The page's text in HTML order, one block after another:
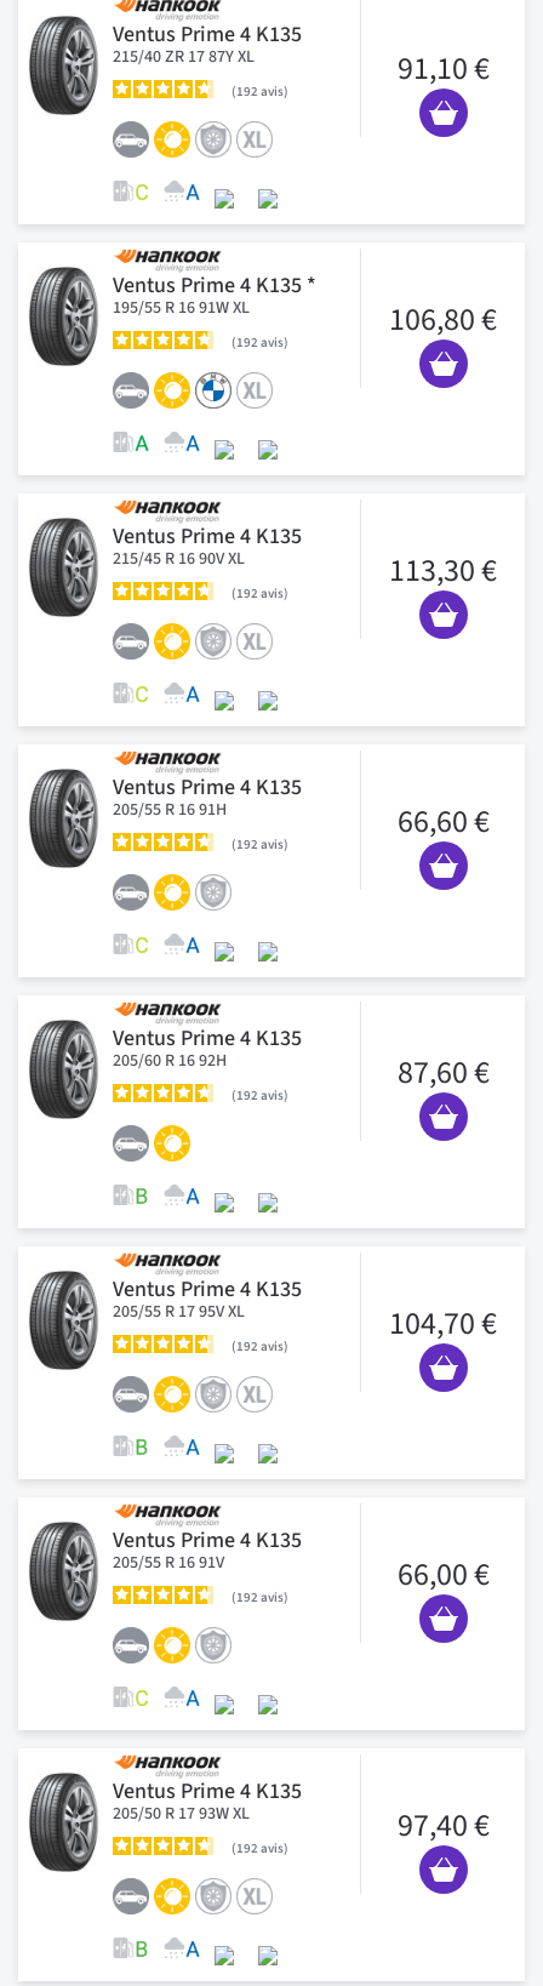
Ventus Prime 4 K135
215/40 ZR 17 87Y XL
192 avis
91,10 €
Ventus Prime 4 K135 *
195/55 R 16 91W XL
192 avis
106,80 €
Ventus Prime 4 K135
215/45 R 16 90V XL
192 avis
113,30 €
Ventus Prime 4 K135
205/55 R 16 91H
192 avis
66,60 €
Ventus Prime 4 K135
205/60 R 16 92H
192 avis
87,60 €
Ventus Prime 4 K135
205/55 R 17 95V XL
192 avis
104,70 €
Ventus Prime 4 K135
205/55 R 16 91V
192 avis
66,00 €
Ventus Prime 4 K135
205/50 R 17 93W XL
192 avis
97,40 €